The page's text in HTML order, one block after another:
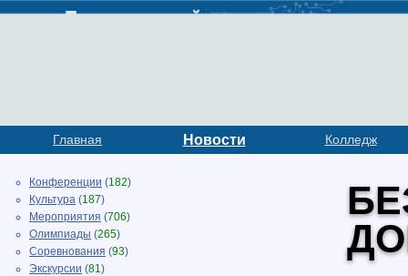
Главная Новости Колледж
Конференции (182)
Культура (187)
Мероприятия (706)
Олимпиады (265)
Соревнования (93)
Экскурсии (81)